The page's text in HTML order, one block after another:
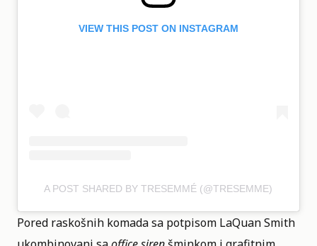
VIEW THIS POST ON INSTAGRAM
A POST SHARED BY TRESEMMÉ (@TRESEMME)
Pored raskošnih komada sa potpisom LaQuan Smith